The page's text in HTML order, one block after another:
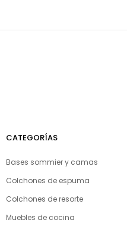
CATEGORÍAS
Bases sommier y camas
Colchones de espuma
Colchones de resorte
Muebles de cocina